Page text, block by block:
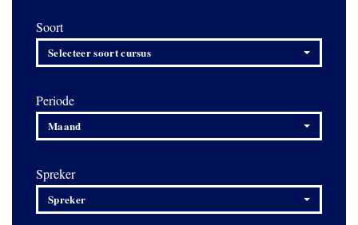
Soort
Selecteer soort cursus
Periode
Maand
Spreker
Spreker